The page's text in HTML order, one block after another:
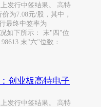
发行中签结果。 高特
为7.08元/股，其中，
最终中签率为
如下所示： 末"四"位
末"六"位数：
创业板高特电子
发行中签结果。 高特